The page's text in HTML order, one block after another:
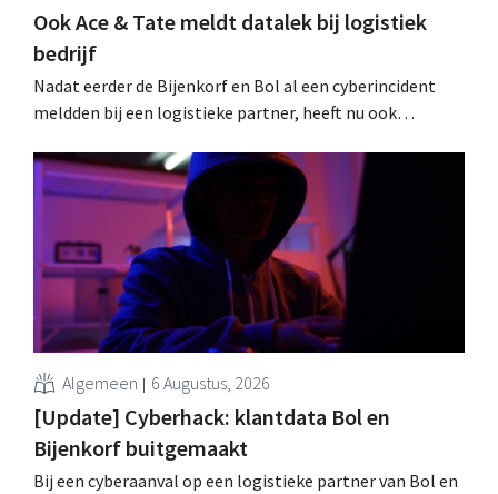
Ook Ace & Tate meldt datalek bij logistiek
bedrijf
Nadat eerder de Bijenkorf en Bol al een cyberincident
meldden bij een logistieke partner, heeft nu ook
datalek. Financiële gegevens, gebruikersnamen en
wachtwoorden zijn niet getroffen.
Algemeen 6 Augustus, 2026
[Update] Cyberhack: klantdata Bol en
Bijenkorf buitgemaakt
Bij een cyberaanval op een logistieke partner van Bol en